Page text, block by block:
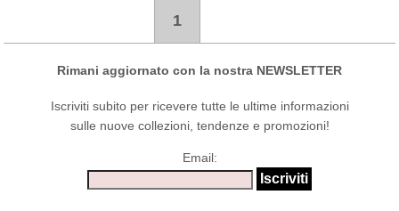
1
Rimani aggiornato con la nostra NEWSLETTER
Iscriviti subito per ricevere tutte le ultime informazioni
sulle nuove collezioni, tendenze e promozioni!
Email: